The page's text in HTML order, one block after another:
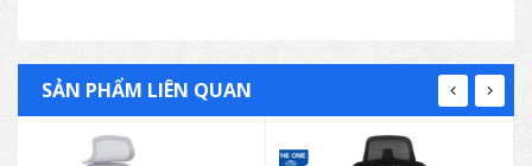
SẢN PHẨM LIÊN QUAN